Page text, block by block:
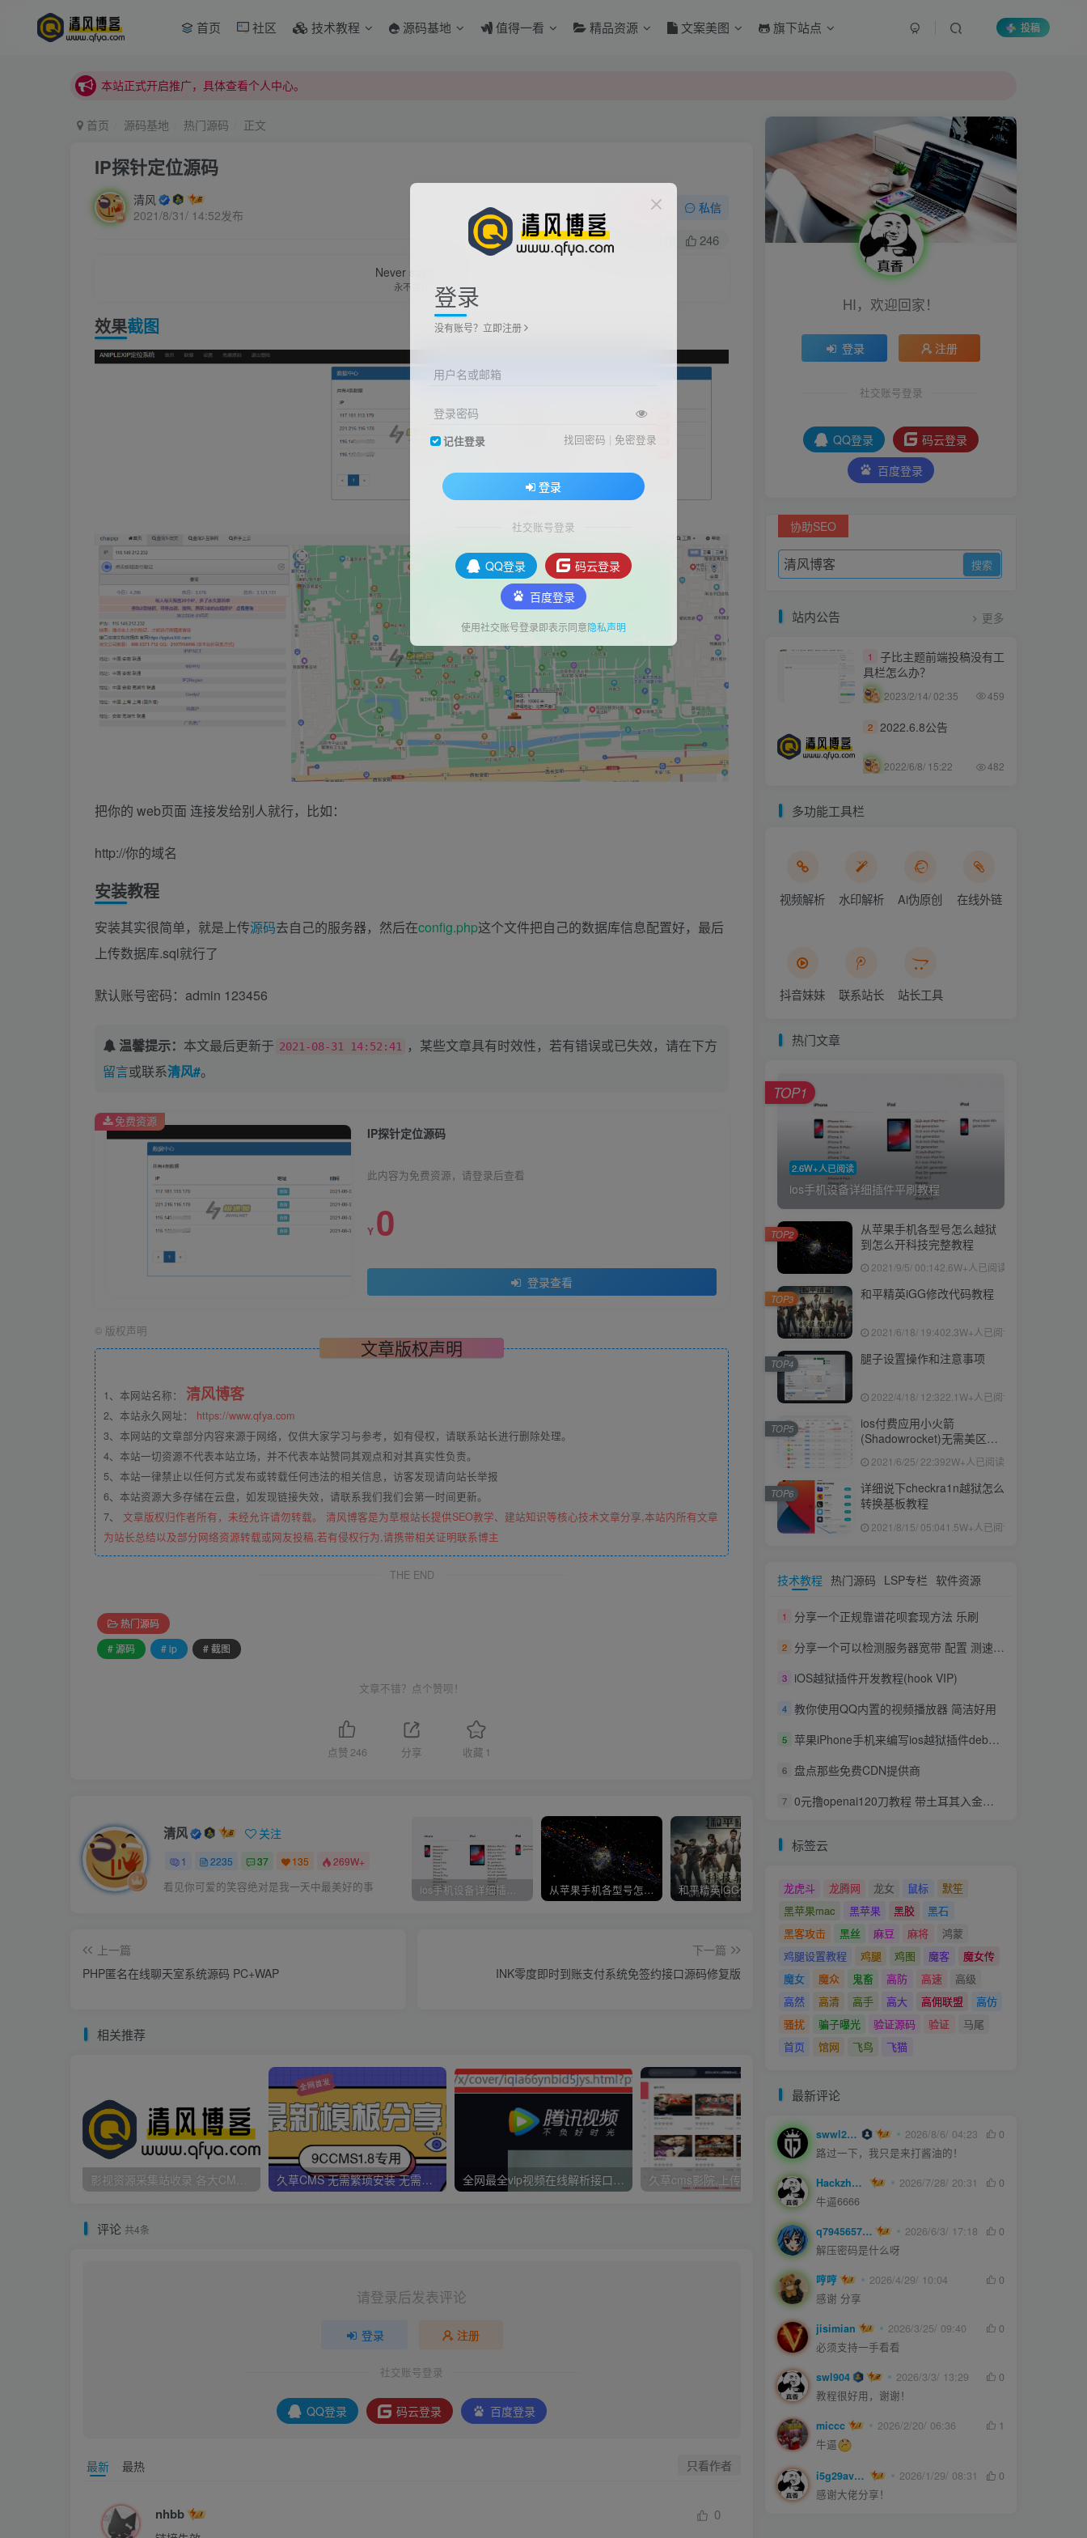
首页 社区 技术教程 源码基地 值得一看 精品资源 文案美图 旗下站点 投稿
本站正式开启推广，具体查看个人中心。
本站正式开启推广，具体查看个人中心。
首页 源码基地 热门源码 正文
IP探针定位源码
清风
2021/8/31/ 14:52发布
关注 私信
246
Never say die.
永不言弃
效果截图
把你的 web页面 连接发给别人就行，比如：
http://你的域名
安装教程
安装其实很简单，就是上传源码去自己的服务器，然后在config.php这个文件把自己的数据库信息配置好，最后
上传数据库.sql就行了
默认账号密码：admin 123456
温馨提示： 本文最后更新于 2021-08-31 14:52:41 ，某些文章具有时效性，若有错误或已失效，请在下方
留言或联系清风#。
IP探针定位源码
此内容为免费资源，请登录后查看
Y 0
登录查看
免费资源
© 版权声明
文章版权声明
1、本网站名称： 清风博客
2、本站永久网址： https://www.qfya.com
3、本网站的文章部分内容来源于网络，仅供大家学习与参考，如有侵权，请联系站长进行删除处理。
4、本站一切资源不代表本站立场，并不代表本站赞同其观点和对其真实性负责。
5、本站一律禁止以任何方式发布或转载任何违法的相关信息，访客发现请向站长举报
6、本站资源大多存储在云盘，如发现链接失效，请联系我们我们会第一时间更新。
7、 文章版权归作者所有，未经允许请勿转载。 清风博客是为草根站长提供SEO教学、建站知识等核心技术文章分享,本站内所有文章
为站长总结以及部分网络资源转载或网友投稿,若有侵权行为,请携带相关证明联系博主
THE END
热门源码
# 源码
# ip # 截图
文章不错？点个赞呗！
点赞 246 分享 收藏 1
清风 关注
1 2235 37 135 269W+
看见你可爱的笑容绝对是我一天中最美好的事 ios手机设备详细插件平刷教程 从苹果手机各型号怎么越狱到怎么开科技完整教程 腿子设置操作和注意事项
上一篇
PHP匿名在线聊天室系统源码 PC+WAP
下一篇
INK零度即时到账支付系统免签约接口源码修复版
相关推荐
影视资源采集站收录 各大CMS采集资源站网址合集 久草CMS 无需繁琐安装 无需配置CK 无需手动更新 一分钟拥有30000视频资源 全网最全vip视频在线解析接口收藏分享 久草cms影院,上传即用的x站影视系统 joe模板撰写新文章短代码
评论 共4条
请登录后发表评论
登录 注册
社交账号登录
QQ登录 码云登录 百度登录
最新 最热 只看作者
nhbb 0
HI，欢迎回家！
登录 注册
社交账号登录
QQ登录
码云登录
百度登录
协助SEO
站内公告 更多
1
子比主题前端投稿没有工
具栏怎么办？
2023/2/14/ 02:35 459
2 2022.6.8公告
2022/6/8/ 15:22 482
多功能工具栏
视频解析 水印解析 Ai伪原创 在线外链
抖音妹妹 联系站长 站长工具
热门文章
2.6W+人已阅读
ios手机设备详细插件平刷教程
TOP1
从苹果手机各型号怎么越狱
到怎么开科技完整教程
2021/9/5/ 00:142.6W+人已阅读
TOP2
和平精英iGG修改代码教程
2021/6/18/ 19:402.3W+人已阅读
TOP3
腿子设置操作和注意事项
2022/4/18/ 12:322.1W+人已阅读
TOP4
ios付费应用小火箭
(Shadowrocket)无需美区苹
2021/6/25/ 22:392W+人已阅读
TOP5
详细说下checkra1n越狱怎么
转换基板教程
2021/8/15/ 05:04 1.5W+人已阅读
TOP6
技术教程 热门源码 LSP专栏 软件资源
1 分享一个正规靠谱花呗套现方法 乐刷
2 分享一个可以检测服务器宽带 配置 测速的脚本 防止被圈
3 iOS越狱插件开发教程(hook VIP)
4 教你使用QQ内置的视频播放器 简洁好用
5 苹果iPhone手机来编写ios越狱插件deb【theos】
6 盘点那些免费CDN提供商
7 0元撸openai120刀教程 带土耳其入金方法
标签云
龙虎斗 龙腾网 龙女 鼠标
默笙
黑苹果mac
黑苹果 黑胶
黑石
黑客攻击
黑丝 麻豆 麻将
鸿蒙
鸡腿设置教程
鸡腿 鸡图 魔客
魔女传
魔女
魔众 鬼畜 高防 高速
高级
高然
高清 高手 高大 高佣联盟
高仿
骚扰
骗子曝光 验证源码 验证
马尾
首页
馆网 飞鸟 飞猫
最新评论
swwl2457 2026/8/6/ 04:23
0
路过一下，我只是来打酱油的！
Hackzheng 2026/7/28/ 20:31
0
牛逼6666
q794565750 2026/6/3/ 17:18
0
解压密码是什么呀
哼哼 2026/4/29/ 10:04
0
感谢 分享
jisimian 2026/3/25/ 09:40
0
必须支持一手看看
swl904 2026/3/3/ 13:29
0
教程很好用，谢谢！
miccc 2026/2/20/ 06:36
1
牛逼
i5g29ave0m 2026/1/29/ 08:31
0
感谢大佬分享！
登录
没有账号？立即注册
用户名或邮箱
登录密码
记住登录 找回密码 | 免密登录
登录
社交账号登录
QQ登录
码云登录
百度登录
使用社交账号登录即表示同意隐私声明